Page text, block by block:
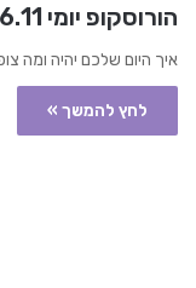
הורוסקופ יומי 6.11
איך היום שלכם יהיה ומה
לחץ להמשך »